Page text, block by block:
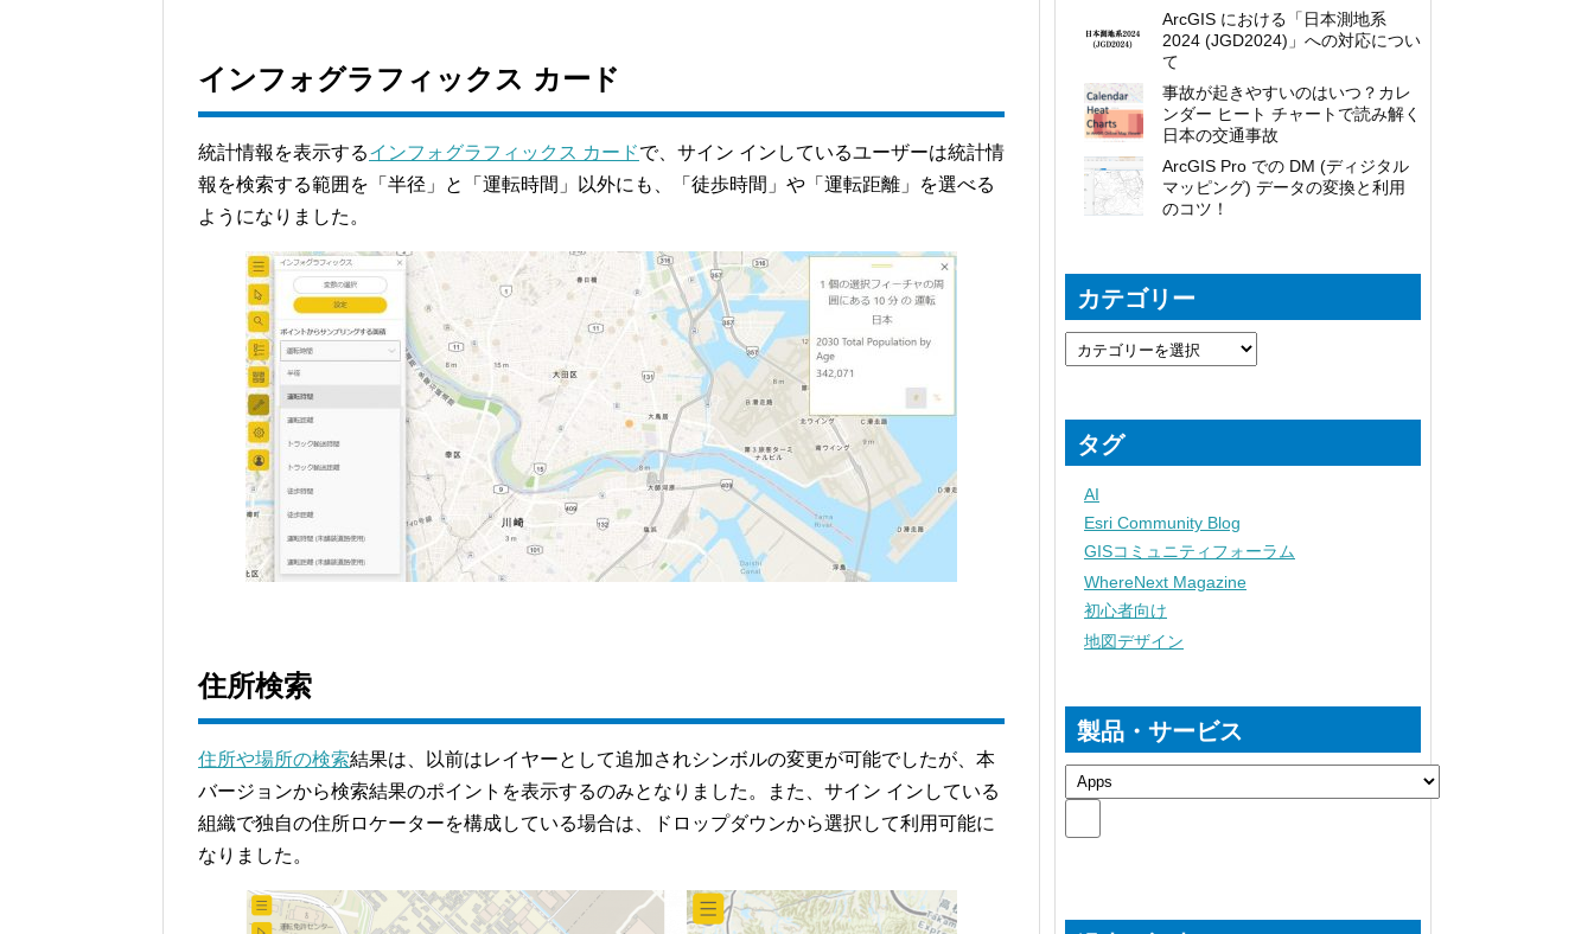
インフォグラフィックス カード
統計情報を表示するインフォグラフィックス カードで、サイン インしているユーザーは統計情
報を検索する範囲を「半径」と「運転時間」以外にも、「徒歩時間」や「運転距離」を選べる
ようになりました。
住所検索
住所や場所の検索結果は、以前はレイヤーとして追加されシンボルの変更が可能でしたが、本
バージョンから検索結果のポイントを表示するのみとなりました。また、サイン インしている
組織で独自の住所ロケーターを構成している場合は、ドロップダウンから選択して利用可能に
なりました。
ArcGIS における「日本測地系
2024 (JGD2024)」への対応につい
て
事故が起きやすいのはいつ？カレ
ンダー ヒート チャートで読み解く
日本の交通事故
ArcGIS Pro での DM (ディジタル
マッピング) データの変換と利用
のコツ！
カテゴリー
タグ
AI
Esri Community Blog
GISコミュニティフォーラム
WhereNext Magazine
初心者向け
地図デザイン
製品・サービス